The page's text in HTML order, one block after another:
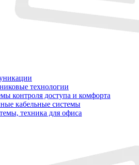
технологии
контроля доступа и комфорта
кабельные системы
техника для офиса